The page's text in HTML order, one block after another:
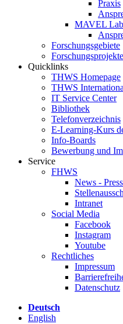
Praxis
MAVEL Lab
Forschungsgebiete
Forschungsprojekte
Quicklinks
THWS Homepage
THWS
IT Service Center
Bibliothek
Telefonverzeichnis
E-Learning-Kurs
Info-Boards
Bewerbung und
Service
FHWS
News -
Intranet
Social Media
Facebook
Instagram
Youtube
Rechtliches
Impressum
Datenschutz
Deutsch
English